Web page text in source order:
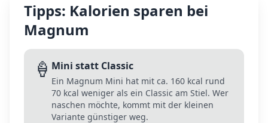
Tipps: Kalorien sparen bei
Magnum
🍦 Mini statt Classic
Ein Magnum Mini hat mit ca. 160 kcal rund
70 kcal weniger als ein Classic am Stiel. Wer
naschen möchte, kommt mit der kleinen
Variante günstiger weg.